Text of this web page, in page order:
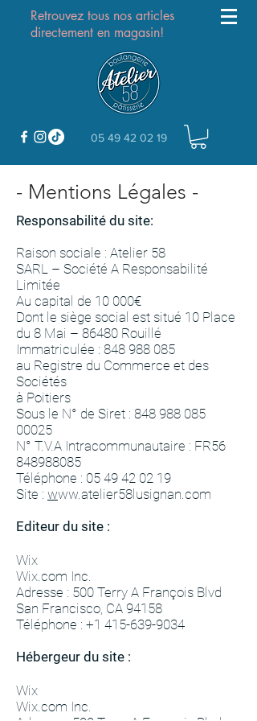
Retrouvez tous nos articles
directement en magasin!
05 49 42 02 19
- Mentions Légales -
Responsabilité du site:
Raison sociale : Atelier 58
SARL – Société A Responsabilité
Limitée
Au capital de 10 000€
Dont le siège social est situé 10 Place
du 8 Mai – 86480 Rouillé
Immatriculée : 848 988 085
au Registre du Commerce et des
Sociétés
à Poitiers
Sous le N° de Siret : 848 988 085
00025
N° T.V.A Intracommunautaire : FR56
848988085
Téléphone : 05 49 42 02 19
Site : www.atelier58lusignan.com
Editeur du site :
Wix
Wix.com Inc.
Adresse : 500 Terry A François Blvd
San Francisco, CA 94158
Téléphone : +1 415-639-9034
Hébergeur du site :
Wix
Wix.com Inc.